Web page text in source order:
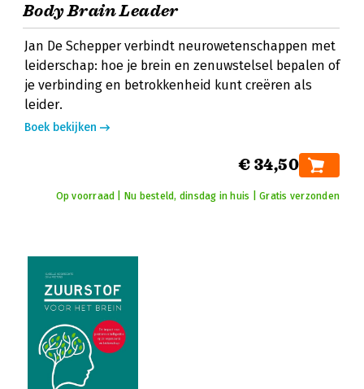
Body Brain Leader
Jan De Schepper verbindt neurowetenschappen met
leiderschap: hoe je brein en zenuwstelsel bepalen of
je verbinding en betrokkenheid kunt creëren als
leider.
Boek bekijken
€ 34,50
Op voorraad | Nu besteld, dinsdag in huis | Gratis verzonden